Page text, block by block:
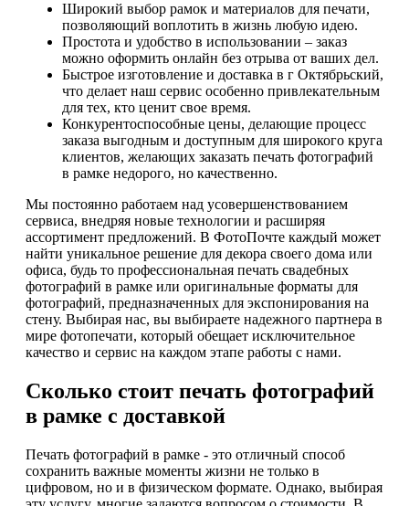
Широкий выбор рамок и материалов для печати,
позволяющий воплотить в жизнь любую идею.
Простота и удобство в использовании – заказ
можно оформить онлайн без отрыва от ваших дел.
Быстрое изготовление и доставка в г Октябрьский,
что делает наш сервис особенно привлекательным
для тех, кто ценит свое время.
Конкурентоспособные цены, делающие процесс
заказа выгодным и доступным для широкого круга
клиентов, желающих заказать печать фотографий
в рамке недорого, но качественно.
Мы постоянно работаем над усовершенствованием
сервиса, внедряя новые технологии и расширяя
ассортимент предложений. В ФотоПочте каждый может
найти уникальное решение для декора своего дома или
офиса, будь то профессиональная печать свадебных
фотографий в рамке или оригинальные форматы для
фотографий, предназначенных для экспонирования на
стену. Выбирая нас, вы выбираете надежного партнера в
мире фотопечати, который обещает исключительное
качество и сервис на каждом этапе работы с нами.
Сколько стоит печать фотографий
в рамке с доставкой
Печать фотографий в рамке - это отличный способ
сохранить важные моменты жизни не только в
цифровом, но и в физическом формате. Однако, выбирая